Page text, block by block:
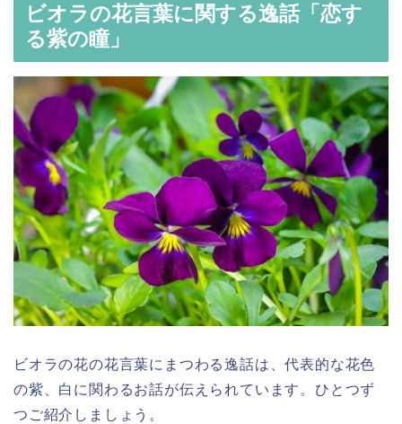
ビオラの花言葉に関する逸話「恋す
る紫の瞳」
ビオラの花の花言葉にまつわる逸話は、代表的な花色
の紫、白に関わるお話が伝えられています。ひとつず
つご紹介しましょう。